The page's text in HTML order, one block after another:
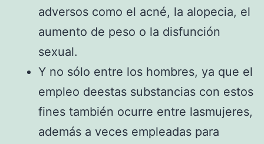
adversos como el acné, la alopecia, el
aumento de peso o la disfunción
sexual.
Y no sólo entre los hombres, ya que el
empleo deestas substancias con estos
fines también ocurre entre lasmujeres,
además a veces empleadas para